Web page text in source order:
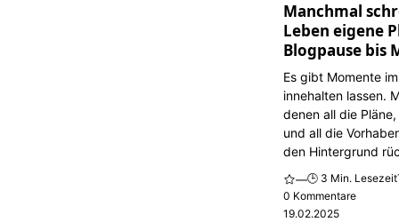
Manchmal
Leben eigene
Blogpause bis
Es gibt Momente
innehalten lassen.
denen all die
und all die
den Hintergrund
—🕒 3 Min. Lesezeit
0 Kommentare
19.02.2025